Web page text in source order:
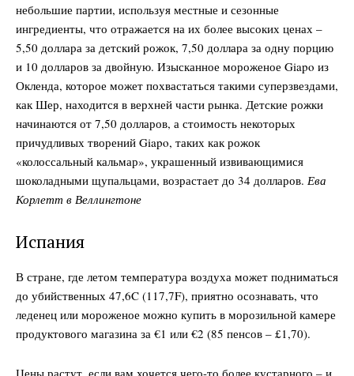
DailyDachNews
Magazine PRO
SUBSCRIBE NOW
небольшие партии, используя местные и сезонные
ингредиенты, что отражается на их более высоких ценах –
5,50 доллара за детский рожок, 7,50 доллара за одну порцию
и 10 долларов за двойную. Изысканное мороженое Giapo из
Окленда, которое может похвастаться такими суперзвездами,
как Шер, находится в верхней части рынка. Детские рожки
начинаются от 7,50 долларов, а стоимость некоторых
причудливых творений Giapo, таких как рожок
«колоссальный кальмар», украшенный извивающимися
шоколадными щупальцами, возрастает до 34 долларов. Ева
Корлетт в Веллингтоне
Испания
В стране, где летом температура воздуха может подниматься
до убийственных 47,6C (117,7F), приятно осознавать, что
леденец или мороженое можно купить в морозильной камере
продуктового магазина за €1 или €2 (85 пенсов – £1,70).
Цены растут, если вам хочется чего-то более кустарного – и,